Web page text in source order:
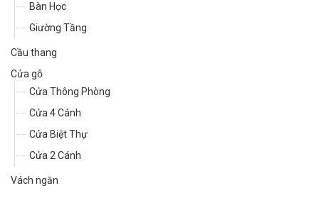
Bàn Học
Giường Tầng
Cầu thang
Cửa gỗ
Cửa Thông Phòng
Cửa 4 Cánh
Cửa Biệt Thự
Cửa 2 Cánh
Vách ngăn